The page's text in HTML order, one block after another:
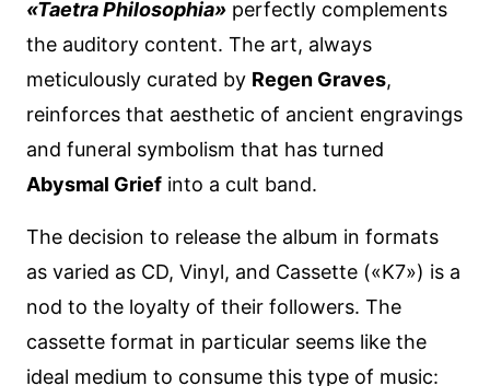
«Taetra Philosophia» perfectly complements
the auditory content. The art, always
meticulously curated by Regen Graves,
reinforces that aesthetic of ancient engravings
and funeral symbolism that has turned
Abysmal Grief into a cult band.
The decision to release the album in formats
as varied as CD, Vinyl, and Cassette («K7») is a
nod to the loyalty of their followers. The
cassette format in particular seems like the
ideal medium to consume this type of music: